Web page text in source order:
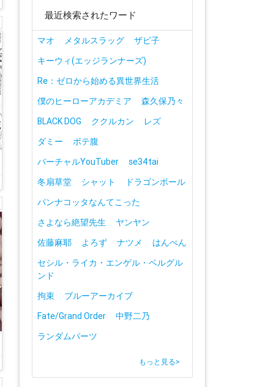
最近検索されたワード
マオ メタルスラッグ
ザビ子
キーウィ(エッジランナーズ)
Re：ゼロから始める異世界生活
僕のヒーローアカデミア
森久保乃々
BLACK DOG
ククルカン
レズ
ダミー
ボテ腹
バーチャルYouTuber
se34tai
冬扇草堂
シャット
ドラゴンボール
パンナコッタなんてこった
さよなら絶望先生
ヤンヤン
佐藤麻耶
よろず ナツメ
はんぺん
セシル・ライカ・エンゲル・ベルグル
ンド
拘束
ブルーアーカイブ
Fate/Grand Order
中野二乃
ランダムパーツ
もっと見る>